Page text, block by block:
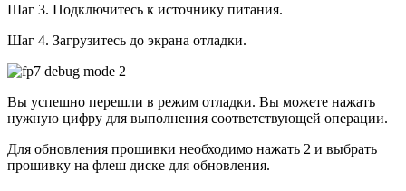
Шаг 3. Подключитесь к источнику питания.
Шаг 4. Загрузитесь до экрана отладки.
Вы успешно перешли в режим отладки. Вы можете нажать
нужную цифру для выполнения соответствующей операции.
Для обновления прошивки необходимо нажать 2 и выбрать
прошивку на флеш диске для обновления.